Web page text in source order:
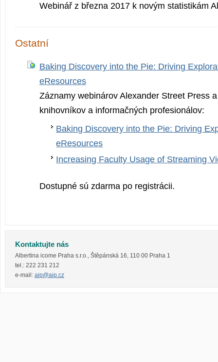
Webinář z března 2017 k novým statistikám
Ostatní
Baking Discovery into the Pie: Driving
eResources
Záznamy webinárov Alexander Street Press
knihovníkov a informačných profesionálov:
Baking Discovery into the Pie: Driving
eResources
Increasing Faculty Usage of Streaming
Dostupné sú zdarma po registrácii.
Kontaktujte nás
Albertina icome Praha s.r.o. Štěpánská 16 110 00 Praha 1
tel.: 222 231 212
e-mail: aip@aip.cz